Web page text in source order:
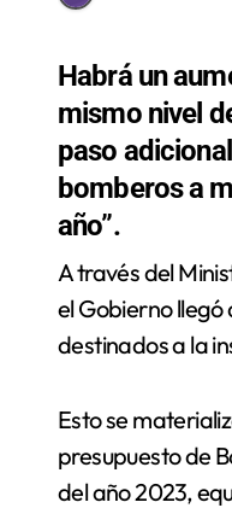
Habrá un
mismo nivel
paso
bomberos a
año”.
A través del Ministerio de Hacienda, la Dirección de Presupuestos (Dipres) y el Ministerio del Interior,
el Gobierno llegó
destinados a la
Esto se
presupuesto de
del año 2023,